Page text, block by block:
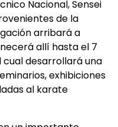
Nacional, Sensei
de la
arribará a
allí hasta el 7
desarrollará una
exhibiciones
al karate